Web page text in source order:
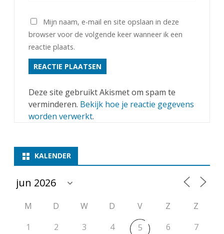
Mijn naam, e-mail en site opslaan in deze
browser voor de volgende keer wanneer ik een
reactie plaats.
Deze site gebruikt Akismet om spam te
verminderen. Bekijk hoe je reactie gegevens
worden verwerkt.
KALENDER
M D W D V Z
Z
1
2 3 4 5 6 7